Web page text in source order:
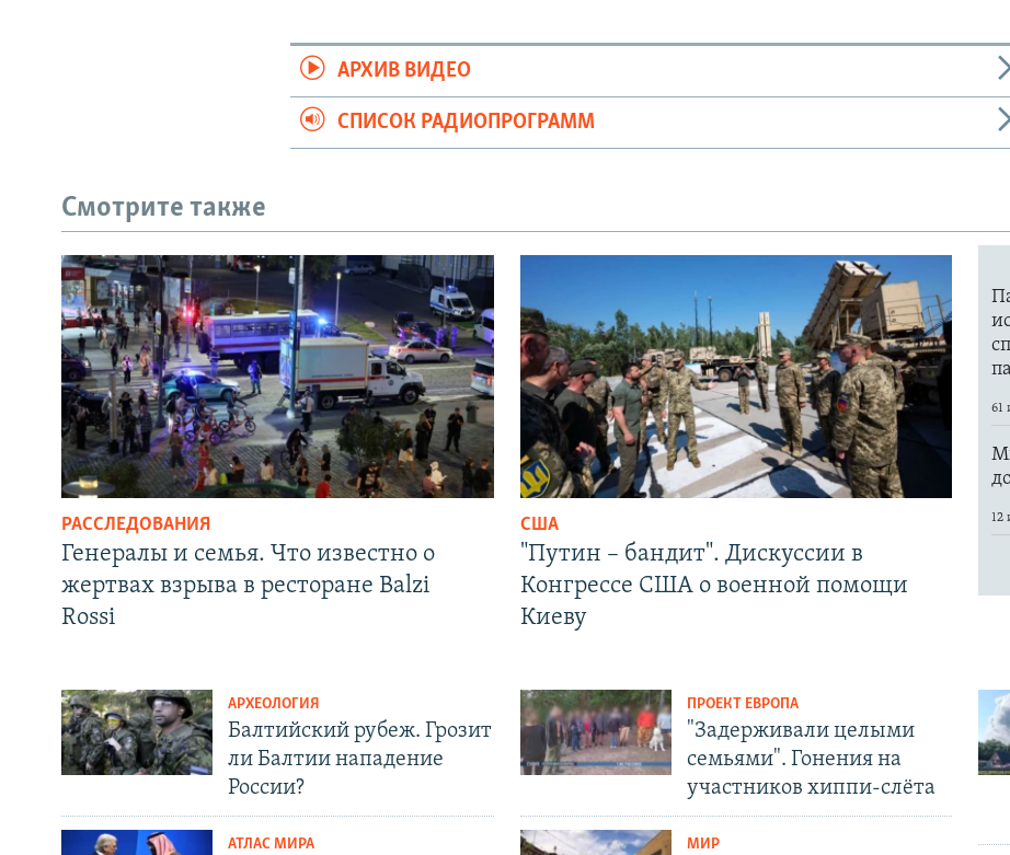
АРХИВ ВИДЕО
СПИСОК РАДИОПРОГРАММ
Смотрите также
РАССЛЕДОВАНИЯ
Генералы и семья. Что известно о
жертвах взрыва в ресторане Balzi
Rossi
США
"Путин – бандит". Дискуссии в
Конгрессе США о военной помощи
Киеву
АРХЕОЛОГИЯ
Балтийский рубеж. Грозит
ли Балтии нападение
России?
АТЛАС МИРА
ПРОЕКТ ЕВРОПА
"Задерживали целыми
семьями". Гонения на
участников хиппи-слёта
МИР